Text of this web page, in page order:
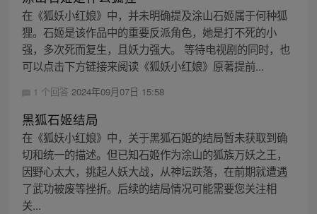
在《狐妖小红娘》中，并未明确提及涂山石姬属于何种狐
狸。石姬是该作品中的重要反派角色，她是打不死的小
强，多次死而复生，且妖力强大。 等待电视剧的同时，也
可以点击下方链接来阅读《狐妖小红娘》原著提前...
1 个回答 2024年09月07日 15:58
黑狐石姬结局
在《狐妖小红娘》中，关于黑狐石姬的结局暂未获取到确
切和统一的描述。但已知石姬作为涂山的狐族万妖之王，
因野心太大，挑起人妖大战，从神坛跌落，在前期就遭遇
了武功被废等挫折。后续的结局情况可能需要您关注相
关...